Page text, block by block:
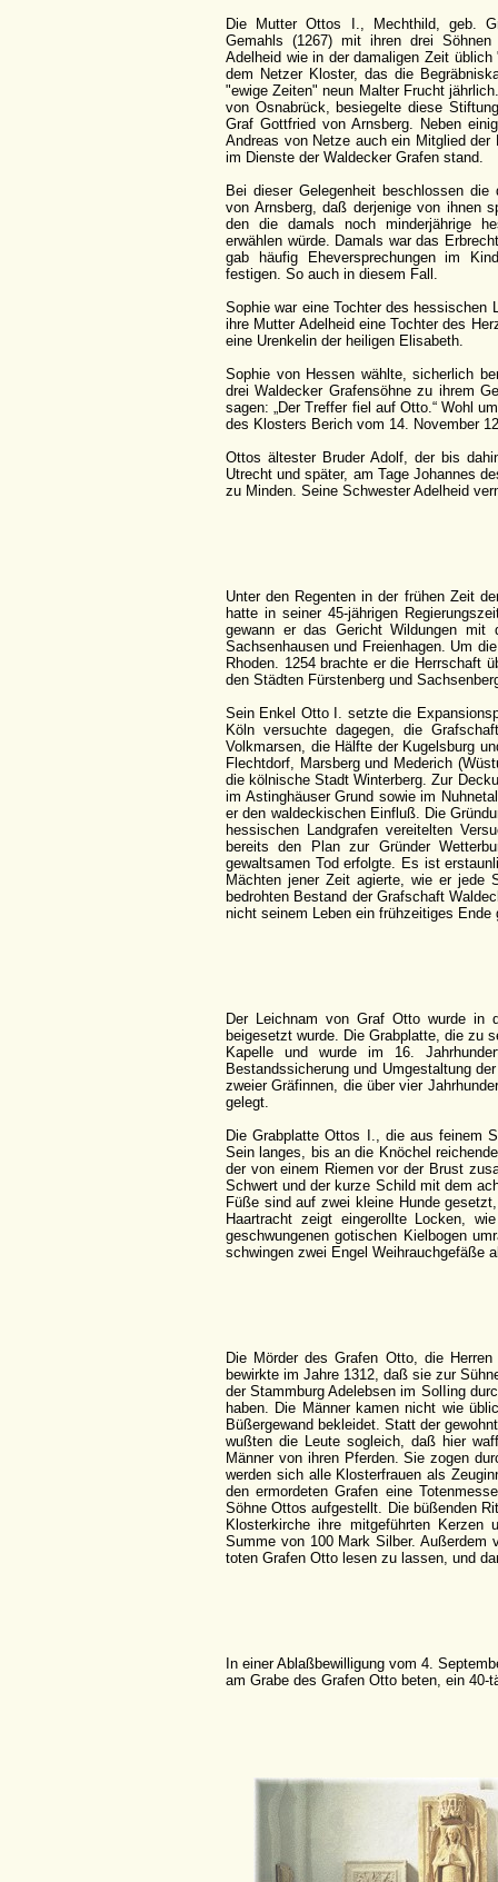
Die Mutter Ottos I., Mechthild, geb.
Gemahls (1267) mit ihren drei
Adelheid wie in der damaligen Zeit
dem Netzer Kloster, das die
"ewige Zeiten" neun Malter Frucht
von Osnabrück, besiegelte diese
Graf Gottfried von Arnsberg. Neben
Andreas von Netze auch ein Mitglied
im Dienste der Waldecker Grafen stand.
Bei dieser Gelegenheit beschlossen
von Arnsberg, daß derjenige von ihnen
den die damals noch minderjährige
erwählen würde. Damals war das
gab häufig Eheversprechungen im
festigen. So auch in diesem Fall.
Sophie war eine Tochter des hessischen
ihre Mutter Adelheid eine Tochter des
eine Urenkelin der heiligen Elisabeth.
Sophie von Hessen wählte, sicherlich
drei Waldecker Grafensöhne zu ihrem
sagen: „Der Treffer fiel auf Otto.“ Wohl
des Klosters Berich vom 14. November
Ottos ältester Bruder Adolf, der bis
Utrecht und später, am Tage Johannes
zu Minden. Seine Schwester Adelheid
Unter den Regenten in der frühen Zeit
hatte in seiner 45-jährigen
gewann er das Gericht Wildungen mit
Sachsenhausen und Freienhagen. Um
Rhoden. 1254 brachte er die Herrschaft
den Städten Fürstenberg und
Sein Enkel Otto I. setzte die
Köln versuchte dagegen, die
Volkmarsen, die Hälfte der Kugelsburg
Flechtdorf, Marsberg und Mederich
die kölnische Stadt Winterberg. Zur
im Astinghäuser Grund sowie im
er den waldeckischen Einfluß. Die
hessischen Landgrafen vereitelten
bereits den Plan zur Gründer
gewaltsamen Tod erfolgte. Es ist
Mächten jener Zeit agierte, wie er jede
bedrohten Bestand der Grafschaft
nicht seinem Leben ein frühzeitiges Ende
Der Leichnam von Graf Otto wurde in
beigesetzt wurde. Die Grabplatte, die zu
Kapelle und wurde im 16.
Bestandssicherung und Umgestaltung
zweier Gräfinnen, die über vier
gelegt.
Die Grabplatte Ottos I., die aus feinem
Sein langes, bis an die Knöchel
der von einem Riemen vor der Brust
Schwert und der kurze Schild mit dem
Füße sind auf zwei kleine Hunde
Haartracht zeigt eingerollte Locken,
geschwungenen gotischen Kielbogen
schwingen zwei Engel Weihrauchgefäße
Die Mörder des Grafen Otto, die
bewirkte im Jahre 1312, daß sie zur
der Stammburg Adelebsen im SolIing
haben. Die Männer kamen nicht wie
Büßergewand bekleidet. Statt der
wußten die Leute sogleich, daß hier
Männer von ihren Pferden. Sie zogen
werden sich alle Klosterfrauen als
den ermordeten Grafen eine
Söhne Ottos aufgestellt. Die büßenden
Klosterkirche ihre mitgeführten
Summe von 100 Mark Silber. Außerdem
toten Grafen Otto lesen zu lassen, und
In einer Ablaßbewilligung vom 4.
am Grabe des Grafen Otto beten, ein 40-